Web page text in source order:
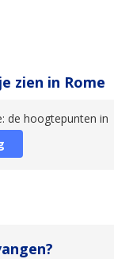
zien in Rome
de hoogtepunten in